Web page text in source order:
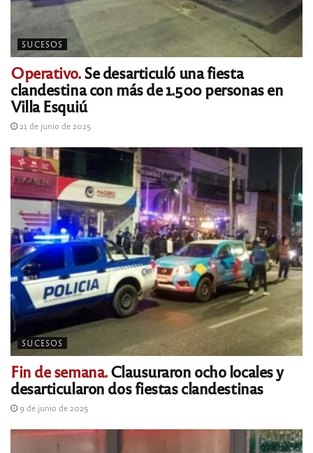
SUCESOS
Operativo.Se desarticuló una fiesta
clandestina con más de 1.500 personas en
Villa Esquiú
21 de junio de 2025
SUCESOS
Fin de semana.Clausuraron ocho locales y
desarticularon dos fiestas clandestinas
9 de junio de 2025